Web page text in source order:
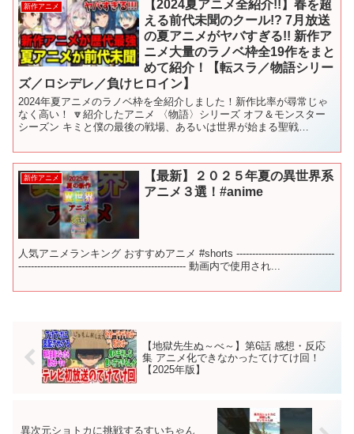
新作アニメ
【2024夏アニメ全紹介!!】春を超
える前代未聞のクール!? 7月放送
の夏アニメがヤバすぎる!! 新作ア
ニメ大量のラノベ枠全19作をまと
めて紹介！【転スラ／物語シリー
ズ／ロシデレ／負けヒロイン】
2024年夏アニメのラノベ枠を全紹介しました！新作比率が尋常じゃ
なく高い！ 🔽紹介したアニメ 〈物語〉シリーズ オフ＆モンスター
シーズン キミと僕の最後の戦場、あるいは世界が始まる聖戦
新作アニメ
【最新】２０２５年夏の異世界系
アニメ３選！#anime
人気アニメランキング おすすめアニメ #shorts -------------------------------
----------------------------------------------------- 動画内で使用され...
【地獄先生ぬ～べ～】第6話 感想・反応
集 アニメ化できなかったてけてけ回！
【2025年版】
異次元ショトカに挑戦するすいちゃん